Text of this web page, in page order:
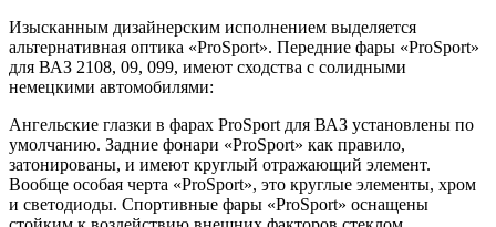
Изысканным дизайнерским исполнением выделяется
альтернативная оптика «ProSport». Передние фары «ProSport»
для ВАЗ 2108, 09, 099, имеют сходства с солидными
немецкими автомобилями:
Ангельские глазки в фарах ProSport для ВАЗ установлены по
умолчанию. Задние фонари «ProSport» как правило,
затонированы, и имеют круглый отражающий элемент.
Вообще особая черта «ProSport», это круглые элементы, хром
и светодиоды. Спортивные фары «ProSport» оснащены